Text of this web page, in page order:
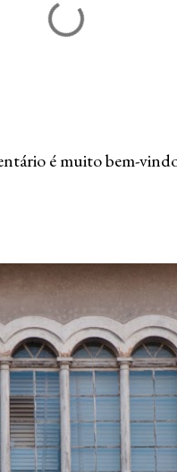
é muito bem-